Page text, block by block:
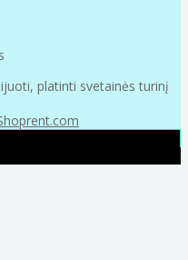
platinti svetainės turinį